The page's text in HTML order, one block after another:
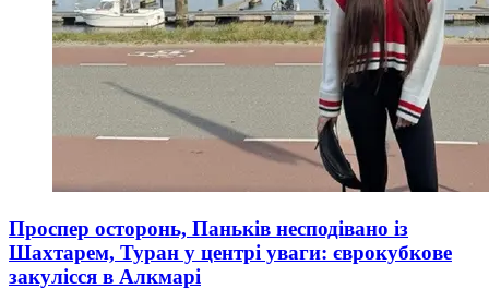
Проспер осторонь, Паньків несподівано із
Шахтарем, Туран у центрі уваги: єврокубкове
закулісся в Алкмарі